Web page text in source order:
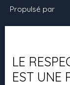
Propulsé par
+33
LE
EST UNE